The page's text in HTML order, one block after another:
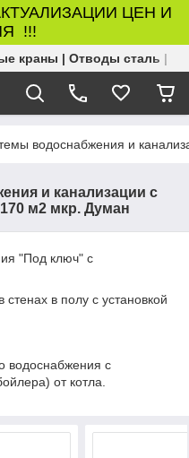
ЦЕН И
!!!
краны | Отводы сталь |
водоснабжения и
и канализации с
м2 мкр. Думан
"Под ключ" с
в полу с установкой
водоснабжения с
от котла.